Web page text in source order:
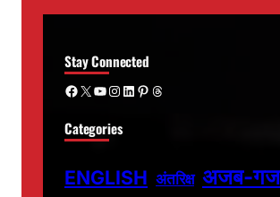
Stay Connected
Facebook X YouTube Instagram LinkedIn Pinterest Threads
Categories
ENGLISH अंतरिक्ष अजब-